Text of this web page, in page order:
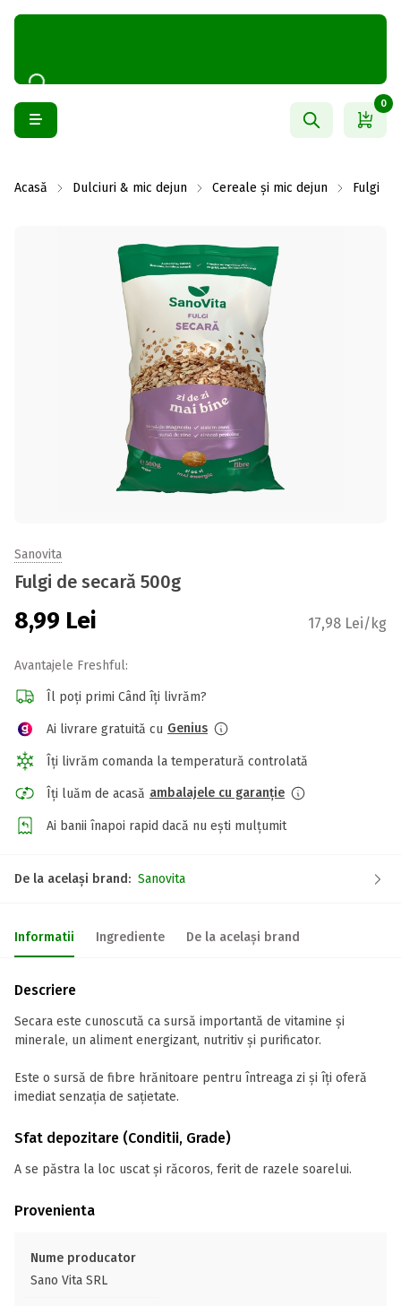
0
Acasă Dulciuri & mic dejun Cereale și mic dejun Fulgi
Sanovita
Fulgi de secară 500g
8,99 Lei 17,98 Lei/kg
Avantajele Freshful:
Îl poți primi Când îți livrăm?
Ai livrare gratuită cu Genius
Îți livrăm comanda la temperatură controlată
Îți luăm de acasă ambalajele cu garanție
Ai banii înapoi rapid dacă nu ești mulțumit
De la același brand: Sanovita
Informatii Ingrediente De la același brand
Descriere
Secara este cunoscută ca sursă importantă de vitamine şi
minerale, un aliment energizant, nutritiv şi purificator.
Este o sursă de fibre hrănitoare pentru întreaga zi şi îţi oferă
imediat senzaţia de saţietate.
Sfat depozitare (Conditii, Grade)
A se păstra la loc uscat și răcoros, ferit de razele soarelui.
Provenienta
Nume producator
Sano Vita SRL